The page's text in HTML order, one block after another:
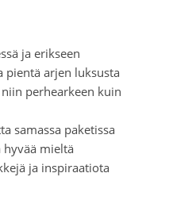
ja erikseen
pientä arjen luksusta
perhearkeen kuin
samassa paketissa
mieltä
ja inspiraatiota